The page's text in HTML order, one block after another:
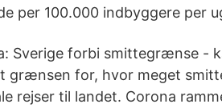
per 100.000 indbyggere per
Sverige forbi smittegrænse -
grænsen for, hvor meget
rejser til landet. Corona